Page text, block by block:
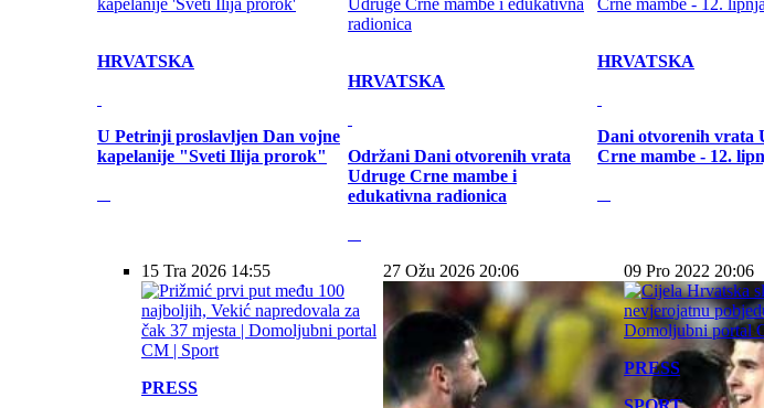
HRVATSKA
U Petrinji proslavljen Dan vojne
kapelanije "Sveti Ilija prorok"
HRVATSKA
Održani Dani otvorenih vrata
Udruge Crne mambe i
edukativna radionica
HRVATSKA
Dani otvorenih vrata
Crne mambe - 12.
15 Tra 2026 14:55
PRESS
27 Ožu 2026 20:06 09 Pro 2022 20:06
PRESS